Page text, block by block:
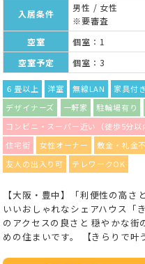
入居条件
男性 / 女性
※要審査
空室
個室：1
空室予定
個室：3
６畳以上 洋室 無線LAN 家具付き
デザイナーズ
一軒家 駐輪場有り
コンビニ・スーパー近い（徒歩5分以
住宅街
女性オーナー 敷金・礼金
友人の出入り可
テレワークOK
【大阪・豊中】「利便性の高
いいおしゃれなシェアハウス「
のアクセスの良さと 穏やかな
めの住まいです。 【きらりで叶